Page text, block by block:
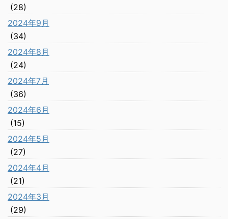
(28)
2024年9月
(34)
2024年8月
(24)
2024年7月
(36)
2024年6月
(15)
2024年5月
(27)
2024年4月
(21)
2024年3月
(29)